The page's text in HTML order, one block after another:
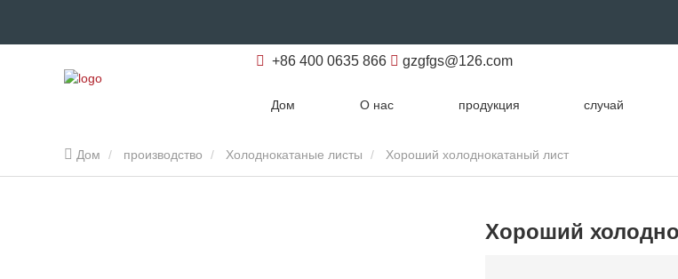
+86 400 0635 866 gzgfgs@126.com
Дом О нас продукция случай
Дом производство Холоднокатаные листы Хороший холоднокатаный лист
Хороший